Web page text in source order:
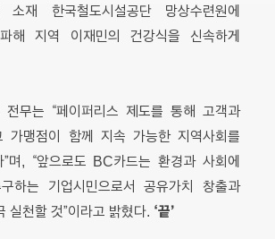
재 한국철도시설공단 망상수련원에
파해 지역 이재민의 건강식을 신속하게
무는 “페이퍼리스 제도를 통해 고객과
가맹점이 함께 지속 가능한 지역사회를
”며, “앞으로도 BC카드는 환경과 사회에
하는 기업시민으로서 공유가치 창출과
실천할 것”이라고 밝혔다. ‘끝’